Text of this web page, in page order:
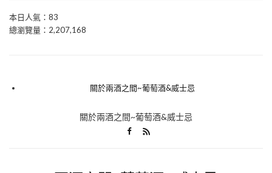
本日人氣：83
總瀏覽量：2,207,168
關於兩酒之間~葡萄酒&威士忌
關於兩酒之間~葡萄酒&威士忌